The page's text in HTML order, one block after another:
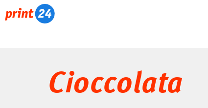
Cioccolata